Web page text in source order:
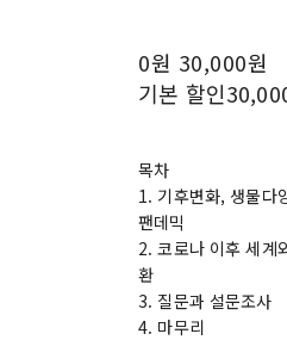
0원 30,000원
기본 할인
목차
1. 기후변화, 생물다
팬데믹
2. 코로나 이후 세계
환
3. 질문과 설문조사
4. 마무리